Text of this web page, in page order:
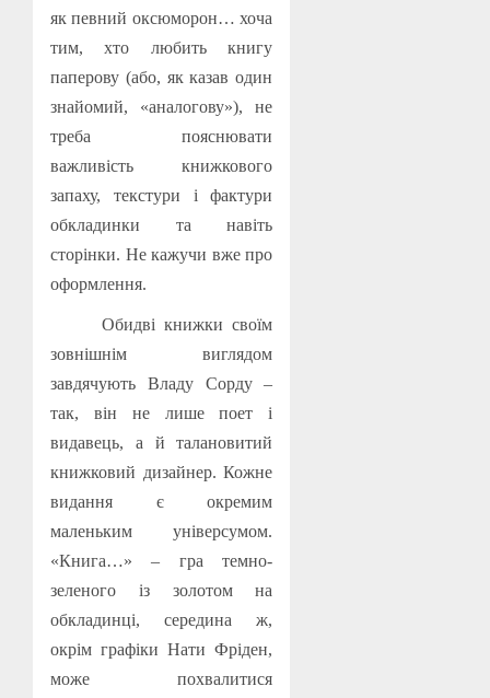
як певний оксюморон… хоча
тим, хто любить книгу
паперову (або, як казав один
знайомий, «аналогову»), не
треба пояснювати
важливість книжкового
запаху, текстури і фактури
обкладинки та навіть
сторінки. Не кажучи вже про
оформлення.
Обидві книжки своїм
зовнішнім виглядом
завдячують Владу Сорду –
так, він не лише поет і
видавець, а й талановитий
книжковий дизайнер. Кожне
видання є окремим
маленьким універсумом.
«Книга…» – гра темно-
зеленого із золотом на
обкладинці, середина ж,
окрім графіки Нати Фріден,
може похвалитися